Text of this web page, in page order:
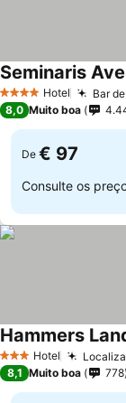
4 EstrelasHotel Bar
Seminaris
8,0 Muito boa
De € 97
Consulte os
3 EstrelasHotel
Hammers
8,1 Muito boa 778